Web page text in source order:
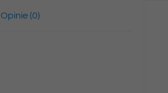
Opinie (0)